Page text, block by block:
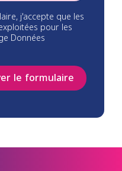
j'accepte que les
pour les
Données
le formulaire